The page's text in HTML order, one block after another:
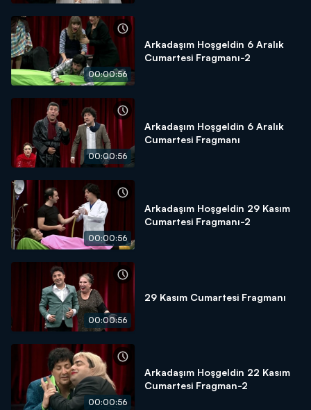
00:00:56
Arkadaşım Hoşgeldin 6 Aralık
Cumartesi Fragmanı-2
00:00:56
Arkadaşım Hoşgeldin 6 Aralık
Cumartesi Fragmanı
00:00:56
Arkadaşım Hoşgeldin 29 Kasım
Cumartesi Fragmanı-2
00:00:56
29 Kasım Cumartesi Fragmanı
00:00:56
Arkadaşım Hoşgeldin 22 Kasım
Cumartesi Fragman-2